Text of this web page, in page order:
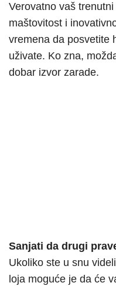
Verovatno vaš
maštovitost i
vremena da posvetite
uživate. Ko zna,
dobar izvor zarade.
Sanjati da drugi
Ukoliko ste u snu
loja moguće je da će